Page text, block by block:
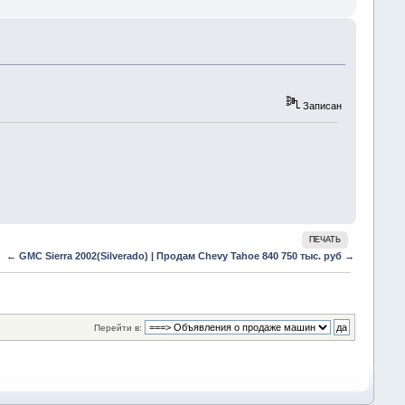
Записан
ПЕЧАТЬ
← GMC Sierra 2002(Silverado)
Продам Chevy Tahoe 840 750 тыс. руб →
Перейти в: